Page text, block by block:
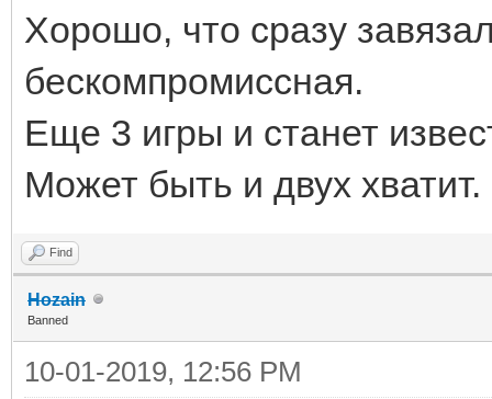
Хорошо, что сразу
бескомпромиссная.
Еще 3 игры и станет
Может быть и двух хватит.
Find
Hozain
Banned
10-01-2019, 12:56 PM